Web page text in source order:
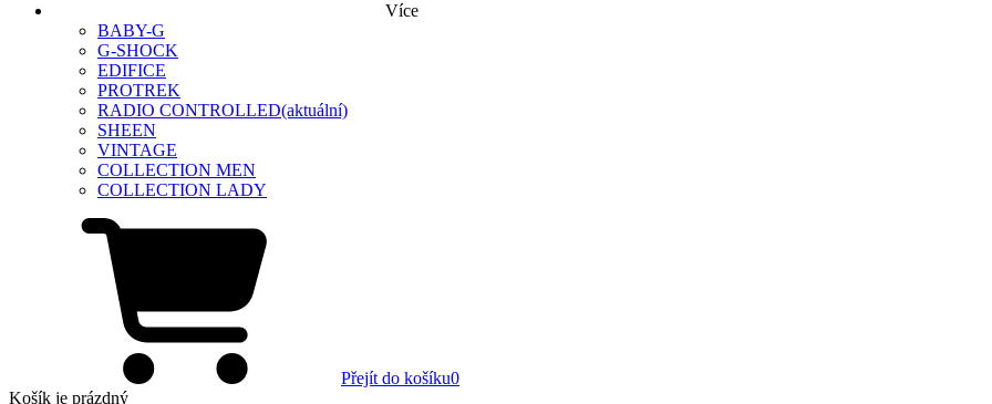
Více
BABY-G
G-SHOCK
EDIFICE
PROTREK
RADIO CONTROLLED(aktuální)
SHEEN
VINTAGE
COLLECTION MEN
COLLECTION LADY
Přejít do košíku0
Košík je prázdný